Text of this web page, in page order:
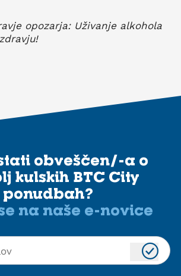
opozarja: Uživanje alkohola
obveščen/-a o
kulskih BTC City
ponudbah?
na naše e-novice